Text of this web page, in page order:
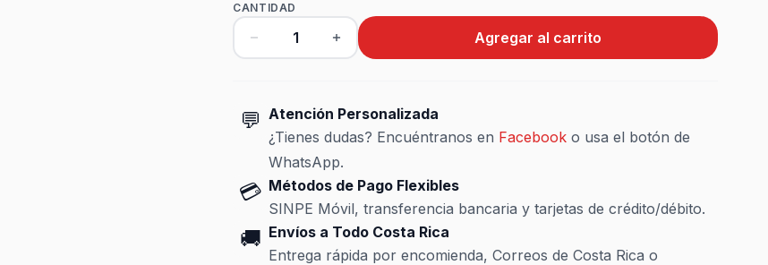
CANTIDAD
Agregar al carrito
💬 Atención Personalizada
¿Tienes dudas? Encuéntranos en Facebook o usa el botón de
WhatsApp.
💳 Métodos de Pago Flexibles
SINPE Móvil, transferencia bancaria y tarjetas de crédito/débito.
🚚 Envíos a Todo Costa Rica
Entrega rápida por encomienda, Correos de Costa Rica o